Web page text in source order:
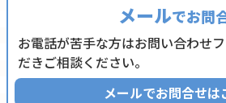
メールでお問
お電話が苦手な方はお問い合わせ
だきご相談ください。
メールでお問合せは